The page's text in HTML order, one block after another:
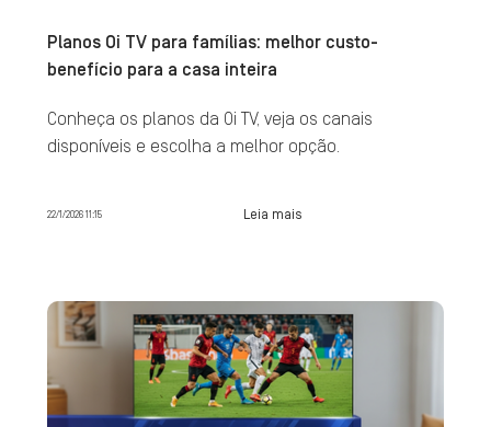
Planos Oi TV para famílias: melhor custo-
benefício para a casa inteira
Conheça os planos da Oi TV, veja os canais
disponíveis e escolha a melhor opção.
22/1/2026 11:15 Leia mais